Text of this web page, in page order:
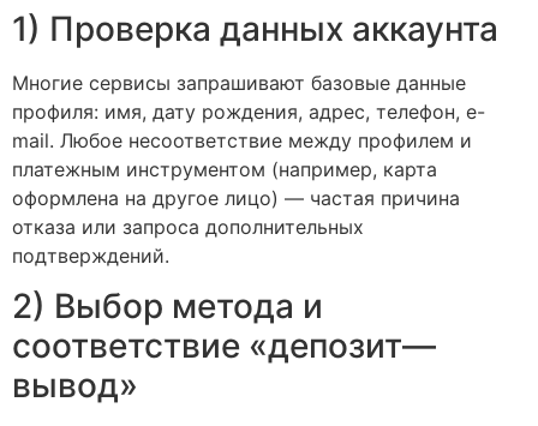
1) Проверка данных аккаунта
Многие сервисы запрашивают базовые данные
профиля: имя, дату рождения, адрес, телефон, e-
mail. Любое несоответствие между профилем и
платежным инструментом (например, карта
оформлена на другое лицо) — частая причина
отказа или запроса дополнительных
подтверждений.
2) Выбор метода и
соответствие «депозит—
вывод»